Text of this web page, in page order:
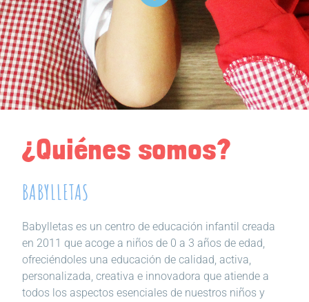
¿Quiénes somos?
BABYLLETAS
Babylletas es un centro de educación infantil creada
en 2011 que acoge a niños de 0 a 3 años de edad,
ofreciéndoles una educación de calidad, activa,
personalizada, creativa e innovadora que atiende a
todos los aspectos esenciales de nuestros niños y